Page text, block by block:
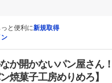
っと便利に新規取得
ン
なか開かないパン屋さん
焼菓子工房めりめろ】